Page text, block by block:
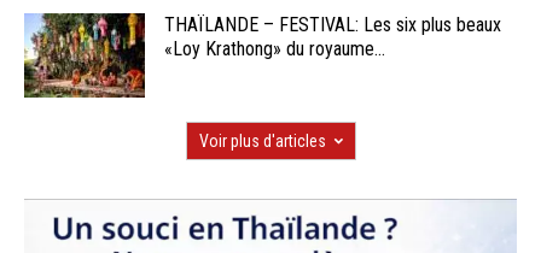
THAÏLANDE – FESTIVAL: Les six plus beaux
«Loy Krathong» du royaume...
Voir plus d'articles